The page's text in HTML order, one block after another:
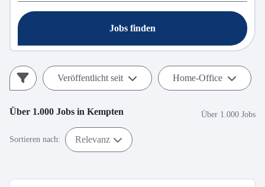
Jobs finden
Veröffentlicht seit Home-Office
Über 1.000 Jobs in Kempten Über 1.000 Jobs
Sortieren nach: Relevanz